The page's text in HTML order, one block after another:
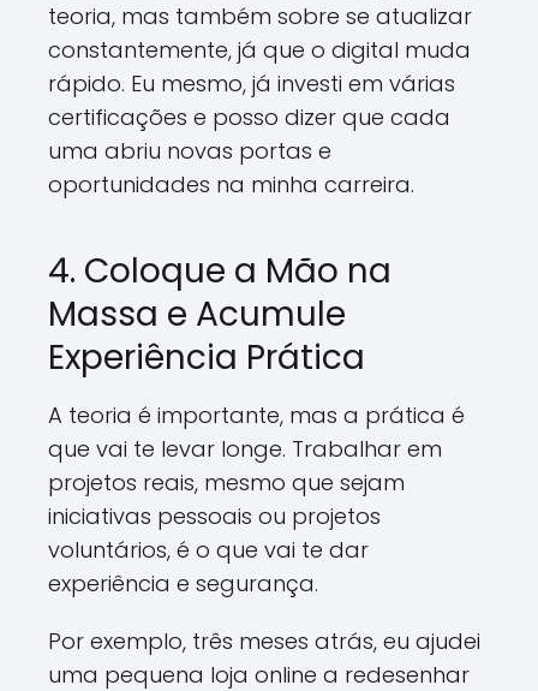
teoria, mas também sobre se atualizar
constantemente, já que o digital muda
rápido. Eu mesmo, já investi em várias
certificações e posso dizer que cada
uma abriu novas portas e
oportunidades na minha carreira.
4. Coloque a Mão na
Massa e Acumule
Experiência Prática
A teoria é importante, mas a prática é
que vai te levar longe. Trabalhar em
projetos reais, mesmo que sejam
iniciativas pessoais ou projetos
voluntários, é o que vai te dar
experiência e segurança.
Por exemplo, três meses atrás, eu ajudei
uma pequena loja online a redesenhar